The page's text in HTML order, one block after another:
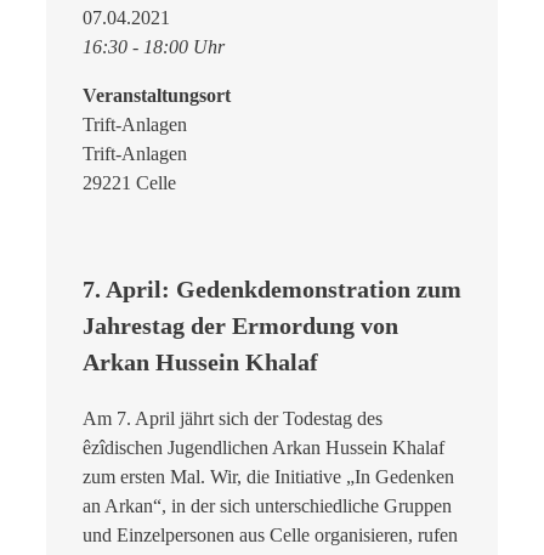
07.04.2021
16:30 - 18:00 Uhr
Veranstaltungsort
Trift-Anlagen
Trift-Anlagen
29221 Celle
7. April: Gedenkdemonstration zum
Jahrestag der Ermordung von
Arkan Hussein Khalaf
Am 7. April jährt sich der Todestag des
êzîdischen Jugendlichen Arkan Hussein Khalaf
zum ersten Mal. Wir, die Initiative „In Gedenken
an Arkan“, in der sich unterschiedliche Gruppen
und Einzelpersonen aus Celle organisieren, rufen